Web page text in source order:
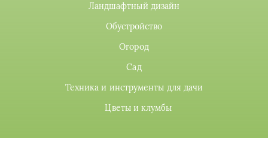
Ландшафтный дизайн
Обустройство
Огород
Сад
Техника и инструменты для дачи
Цветы и клумбы